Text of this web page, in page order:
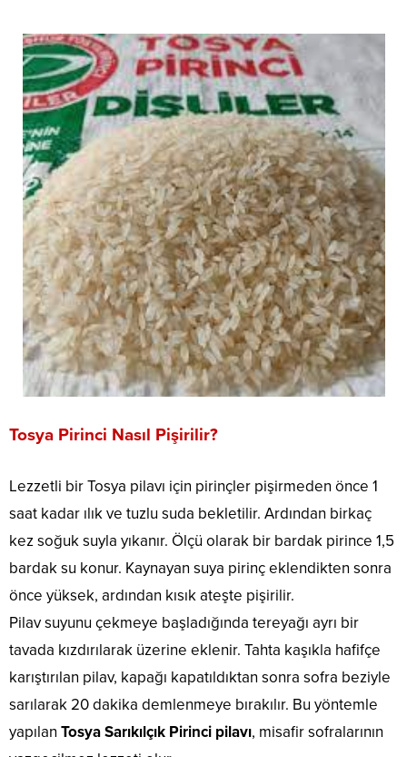
Tosya Pirinci Nasıl Pişirilir?
Lezzetli bir Tosya pilavı için pirinçler pişirmeden önce 1
saat kadar ılık ve tuzlu suda bekletilir. Ardından birkaç
kez soğuk suyla yıkanır. Ölçü olarak bir bardak pirince 1,5
bardak su konur. Kaynayan suya pirinç eklendikten sonra
önce yüksek, ardından kısık ateşte pişirilir.
Pilav suyunu çekmeye başladığında tereyağı ayrı bir
tavada kızdırılarak üzerine eklenir. Tahta kaşıkla hafifçe
karıştırılan pilav, kapağı kapatıldıktan sonra sofra beziyle
sarılarak 20 dakika demlenmeye bırakılır. Bu yöntemle
yapılan Tosya Sarıkılçık Pirinci pilavı, misafir sofralarının